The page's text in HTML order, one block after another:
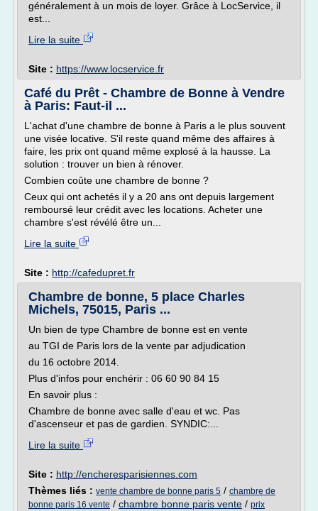
généralement à un mois de loyer. Grâce à LocService, il
est...
Lire la suite
Site : https://www.locservice.fr
Café du Prêt - Chambre de Bonne à Vendre
à Paris: Faut-il ...
L'achat d'une chambre de bonne à Paris a le plus souvent
une visée locative. S'il reste quand même des affaires à
faire, les prix ont quand même explosé à la hausse. La
solution : trouver un bien à rénover.
Combien coûte une chambre de bonne ?
Ceux qui ont achetés il y a 20 ans ont depuis largement
remboursé leur crédit avec les locations. Acheter une
chambre s'est révélé être un...
Lire la suite
Site : http://cafedupret.fr
Chambre de bonne, 5 place Charles
Michels, 75015, Paris ...
Un bien de type Chambre de bonne est en vente
au TGI de Paris lors de la vente par adjudication
du 16 octobre 2014.
Plus d'infos pour enchérir : 06 60 90 84 15
En savoir plus :
Chambre de bonne avec salle d'eau et wc. Pas
d'ascenseur et pas de gardien. SYNDIC:...
Lire la suite
Site : http://encheresparisiennes.com
Thèmes liés : vente chambre de bonne paris 5 / chambre de
bonne paris 16 vente / chambre bonne paris vente / prix